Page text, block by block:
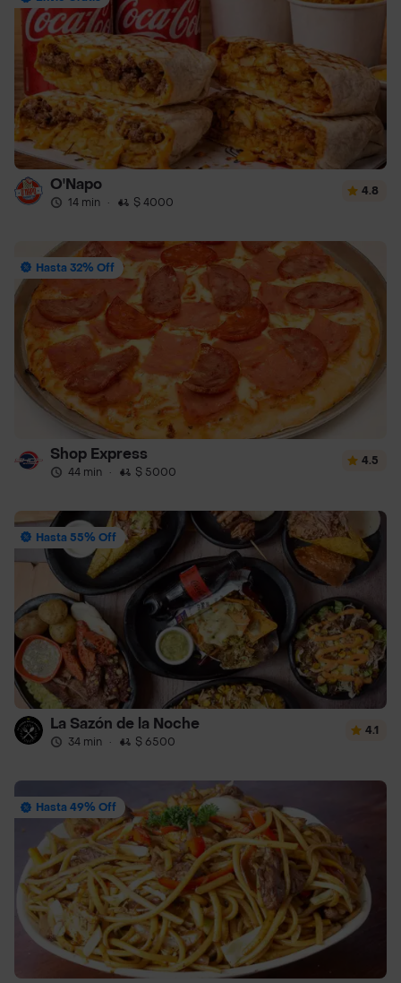
O'Napo
14 min · $ 4000
4.8
Hasta 32% Off
Shop Express
44 min · $ 5000
4.5
Hasta 55% Off
La Sazón de la Noche
34 min · $ 6500
4.1
Hasta 49% Off